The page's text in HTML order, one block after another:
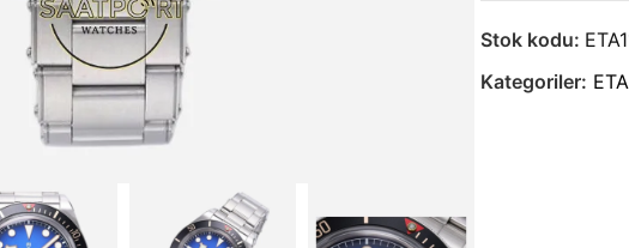
Stok kodu:
Kategoriler: